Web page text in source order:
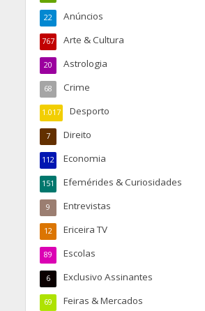
Anúncios
22
Arte & Cultura
767
Astrologia
20
Crime
68
Desporto
1.017
Direito
7
Economia
112
Efemérides & Curiosidades
151
Entrevistas
9
Ericeira TV
12
Escolas
89
Exclusivo Assinantes
6
Feiras & Mercados
69